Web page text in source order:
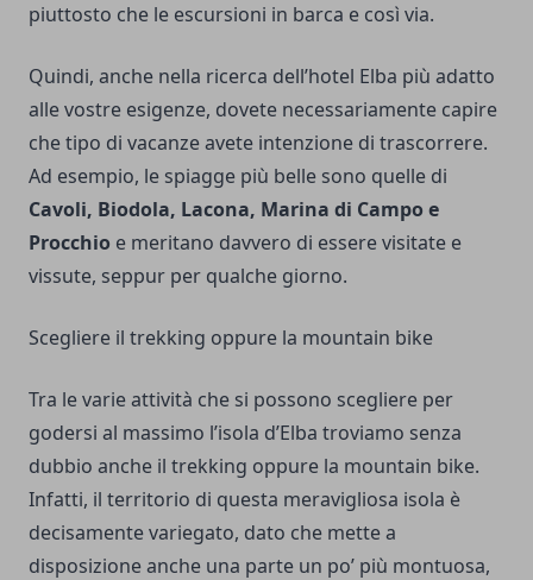
piuttosto che le escursioni in barca e così via.
Quindi, anche nella ricerca dell’hotel Elba più adatto
alle vostre esigenze, dovete necessariamente capire
che tipo di vacanze avete intenzione di trascorrere.
Ad esempio, le spiagge più belle sono quelle di
Cavoli, Biodola, Lacona, Marina di Campo e
Procchio e meritano davvero di essere visitate e
vissute, seppur per qualche giorno.
Scegliere il trekking oppure la mountain bike
Tra le varie attività che si possono scegliere per
godersi al massimo l’isola d’Elba troviamo senza
dubbio anche il trekking oppure la mountain bike.
Infatti, il territorio di questa meravigliosa isola è
decisamente variegato, dato che mette a
disposizione anche una parte un po’ più montuosa,